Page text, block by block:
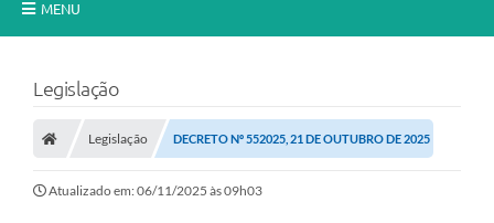
MENU
A Cidade
A Prefeitura
Notícias
Legislação
Legislação DECRETO Nº 552025, 21 DE OUTUBRO DE 2025
Atualizado em: 06/11/2025 às 09h03